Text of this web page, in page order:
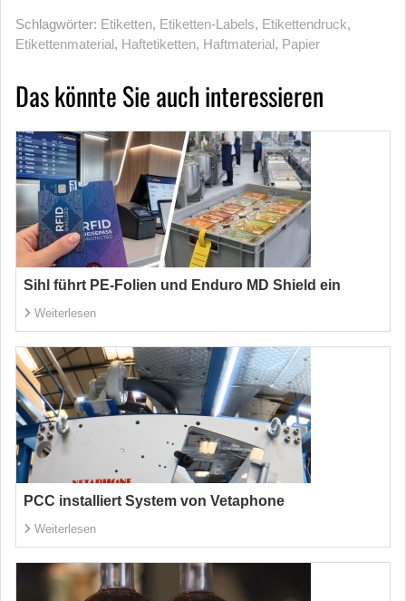
Schlagwörter: Etiketten, Etiketten-Labels, Etikettendruck,
Etikettenmaterial, Haftetiketten, Haftmaterial, Papier
Das könnte Sie auch interessieren
Sihl führt PE-Folien und Enduro MD Shield ein
Weiterlesen
PCC installiert System von Vetaphone
Weiterlesen